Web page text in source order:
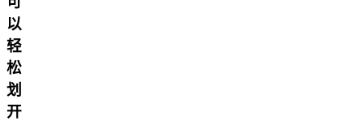
以
轻
松
划
开